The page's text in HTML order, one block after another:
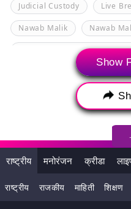
Judicial Custody Live
Nawab Malik Nawab
Special PMLA court in
नवाब मलिक अटक
Show
राष्ट्रीय मनोरंजन क्रीडा
राष्ट्रीय राजकीय माहिती शिक्षण